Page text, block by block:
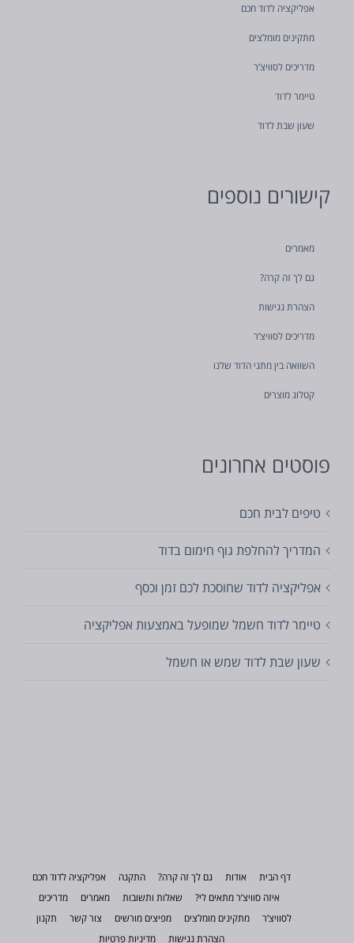
אפליקציה לדוד חכם
מתקינים מומלצים
מדריכים לסוויצ’ר
טיימר לדוד
שעון שבת לדוד
קישורים נוספים
מאמרים
גם לך זה קרה?
הצהרת נגישות
מדריכים לסוויצ’ר
השוואה בין מתגי הדוד שלנו
קטלוג מוצרים
פוסטים אחרונים
טיפים לבית חכם
המדריך להחלפת גוף חימום בדוד
אפליקציה לדוד שחוסכת לכם זמן וכסף
טיימר לדוד חשמל שמופעל באמצעות אפליקציה
שעון שבת לדוד שמש או חשמל
דף הבית אודות גם לך זה קרה? התקנה
אפליקציה לדוד חכם
איזה סוויצ’ר מתאים לי?
שאלות ותשובות מאמרים
מדריכים
לסוויצ’ר
מתקינים מומלצים מפיצים מורשים צור קשר
תקנון
הצהרת נגישות
מדיניות פרטיות